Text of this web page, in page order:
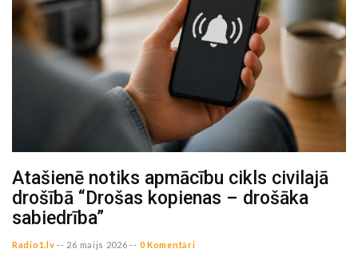
Atašienē notiks apmācību cikls civilajā
drošībā “Drošas kopienas – drošāka
sabiedrība”
Radio1.lv -- 26 maijs 2026 -- 0 Komentāri